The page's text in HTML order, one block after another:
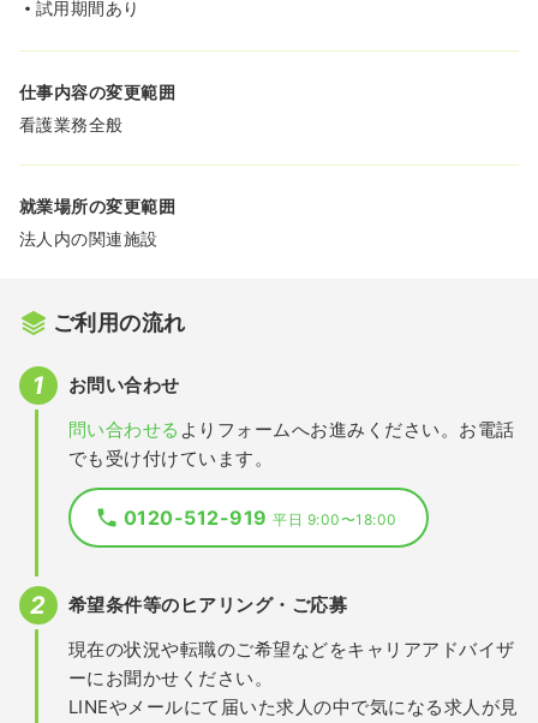
試用期間あり
仕事内容の変更範囲
看護業務全般
就業場所の変更範囲
法人内の関連施設
ご利用の流れ
お問い合わせ
問い合わせる よりフォームへお進みください。お電話
でも受け付けています。
0120-512-919平日 9:00〜18:00
希望条件等のヒアリング・ご応募
現在の状況や転職のご希望などをキャリアアドバイザ
ーにお聞かせください。
LINEやメールにて届いた求人の中で気になる求人が見